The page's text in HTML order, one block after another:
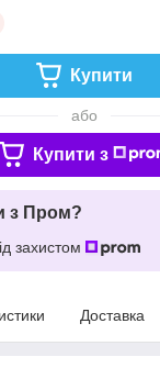
Купити
або
Купити з
з Пром?
захистом
Доставка